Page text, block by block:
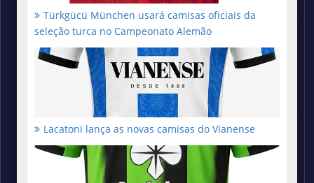
Türkgücü München usará camisas oficiais da
seleção turca no Campeonato Alemão
Lacatoni lança as novas camisas do Vianense